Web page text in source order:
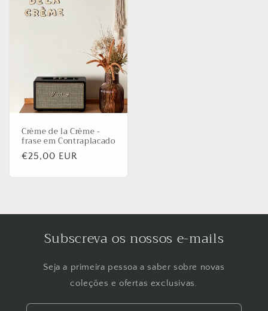
Crème de la Crème -
frase em Contraplacado
Preço
€25,00 EUR
Subscreva os nossos e-mails
Seja a primeira pessoa a saber sobre novas
coleções e ofertas exclusivas.